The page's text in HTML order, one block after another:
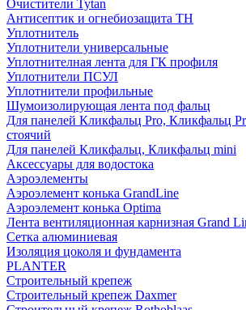
Очистители Tytan
Антисептик и огнебиозащита ТН
Уплотнитель
Уплотнители универсальные
Уплотнителная лента для ГК профиля
Уплотнители ПСУЛ
Уплотнители профильные
Шумоизолирующая лента под фальц
Для панелей Кликфальц Pro, Кликфальц
стоячий
Для панелей Кликфальц, Кликфальц mini
Аксессуары для водостока
Аэроэлементы
Аэроэлемент конька GrandLine
Аэроэлемент конька Optima
Лента вентиляционная карнизная Grand
Сетка алюминиевая
Изоляция цоколя и фундамента
PLANTER
Строительный крепеж
Строительный крепеж Daxmer